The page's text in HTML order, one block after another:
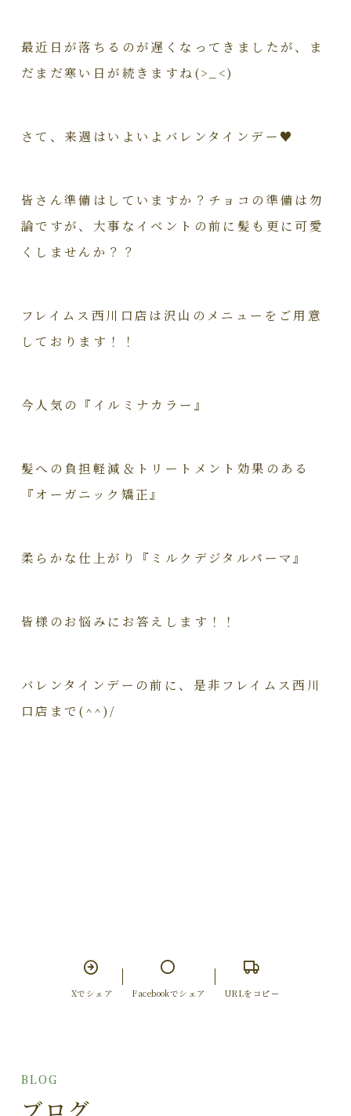
最近日が落ちるのが遅くなってきましたが、ま
だまだ寒い日が続きますね(>_<)
さて、来週はいよいよバレンタインデー♥
皆さん準備はしていますか？チョコの準備は勿
論ですが、大事なイベントの前に髪も更に可愛
くしませんか？？
フレイムス西川口店は沢山のメニューをご用意
しております！！
今人気の『イルミナカラー』
髪への負担軽減＆トリートメント効果のある
『オーガニック矯正』
柔らかな仕上がり『ミルクデジタルパーマ』
皆様のお悩みにお答えします！！
バレンタインデーの前に、是非フレイムス西川
口店まで(^^)/
Xでシェア Facebookでシェア URLをコピー
BLOG